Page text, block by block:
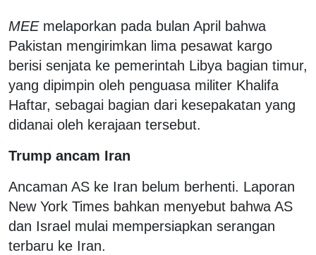
MEEmelaporkan pada bulan April bahwa
Pakistan mengirimkan lima pesawat kargo
berisi senjata ke pemerintah Libya bagian timur,
yang dipimpin oleh penguasa militer Khalifa
Haftar, sebagai bagian dari kesepakatan yang
didanai oleh kerajaan tersebut.
Trump ancam Iran
Ancaman AS ke Iran belum berhenti. Laporan
New York Times bahkan menyebut bahwa AS
dan Israel mulai mempersiapkan serangan
terbaru ke Iran.